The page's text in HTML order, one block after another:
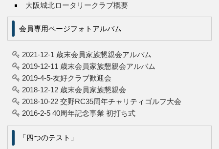
大阪城北ロータリークラブ概要
会員専用ページフォトアルバム
2021-12-1 歳末会員家族懇親会アルバム
2019-12-11 歳末会員家族懇親会アルバム
2019-4-5-友好クラブ歓迎会
2018-12-12 歳末会員家族懇親会
2018-10-22 交野RC35周年チャリティゴルフ大会
2016-2-5 40周年記念事業 初打ち式
「四つのテスト」